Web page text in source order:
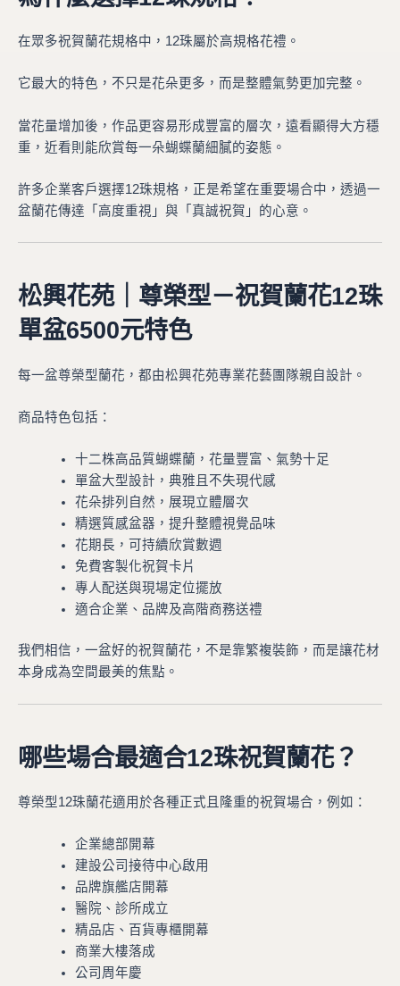
在眾多祝賀蘭花規格中，12珠屬於高規格花禮。
它最大的特色，不只是花朵更多，而是整體氣勢更加完整。
當花量增加後，作品更容易形成豐富的層次，遠看顯得大方穩
重，近看則能欣賞每一朵蝴蝶蘭細膩的姿態。
許多企業客戶選擇12珠規格，正是希望在重要場合中，透過一
盆蘭花傳達「高度重視」與「真誠祝賀」的心意。
松興花苑｜尊榮型－祝賀蘭花12珠
單盆6500元特色
每一盆尊榮型蘭花，都由松興花苑專業花藝團隊親自設計。
商品特色包括：
十二株高品質蝴蝶蘭，花量豐富、氣勢十足
單盆大型設計，典雅且不失現代感
花朵排列自然，展現立體層次
精選質感盆器，提升整體視覺品味
花期長，可持續欣賞數週
免費客製化祝賀卡片
專人配送與現場定位擺放
適合企業、品牌及高階商務送禮
我們相信，一盆好的祝賀蘭花，不是靠繁複裝飾，而是讓花材
本身成為空間最美的焦點。
哪些場合最適合12珠祝賀蘭花？
尊榮型12珠蘭花適用於各種正式且隆重的祝賀場合，例如：
企業總部開幕
建設公司接待中心啟用
品牌旗艦店開幕
醫院、診所成立
精品店、百貨專櫃開幕
商業大樓落成
公司周年慶